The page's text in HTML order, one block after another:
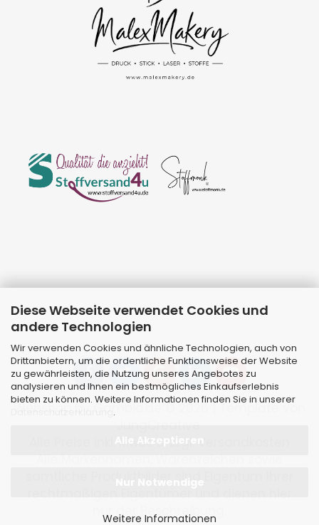
Diese Webseite verwendet Cookies und
andere Technologien
Wir verwenden Cookies und ähnliche Technologien, auch von
Drittanbietern, um die ordentliche Funktionsweise der Website
zu gewährleisten, die Nutzung unseres Angebotes zu
analysieren und Ihnen ein bestmögliches Einkaufserlebnis
bieten zu können. Weitere Informationen finden Sie in unserer
.
Alle Akzeptieren
Nur Notwendige
Weitere Informationen
Webshopby Gambio.de © 2026 | Template von
Alle Preise inkl. MwSt. & zzgl. Versandkosten
sämtliche Produktbilder sind Eigentum Ihrer
nur der Beschreibung.